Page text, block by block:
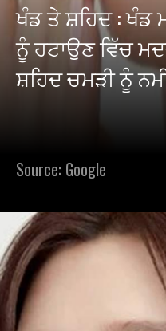
ਖੰਡ ਤੇ ਸ਼ਹਿਦ : ਖੰਡ
ਨੂੰ ਹਟਾਉਣ ਵਿੱਚ
ਸ਼ਹਿਦ ਚਮੜੀ ਨੂੰ
Source: Google